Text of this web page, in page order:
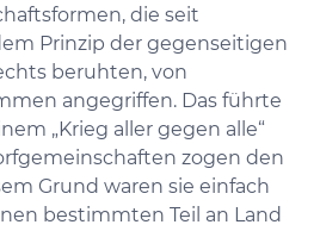
die seit
Prinzip der gegenseitigen
beruhten, von
angegriffen. Das führte
„Krieg aller gegen alle“
zogen den
Grund waren sie einfach
bestimmten Teil an Land